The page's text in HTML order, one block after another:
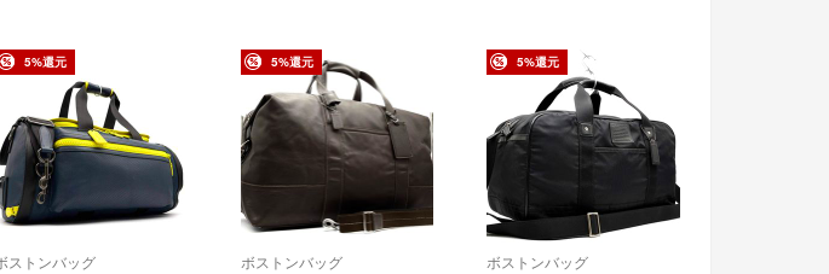
5%還元
ストンバッグ
5%還元
ボストンバッグ
5%還元
ボストンバッグ